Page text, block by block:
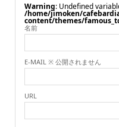
Warning : Undefined
/home/jimoken/
content/themes/
名前
E-MAIL ※ 公開されません
URL